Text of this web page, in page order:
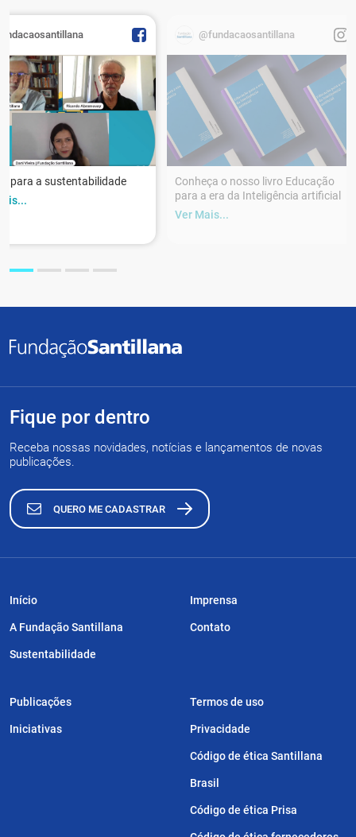
para a sustentabilidade
@fundacaosantillana
Conheça o nosso livro Educação
para a era da Inteligência artificial
Ver Mais...
Fique por dentro
Receba nossas novidades, notícias e lançamentos de novas
publicações.
QUERO ME CADASTRAR
Início
A Fundação Santillana
Sustentabilidade
Publicações
Iniciativas
Imprensa
Contato
Termos de uso
Privacidade
Código de ética Santillana
Brasil
Código de ética Prisa